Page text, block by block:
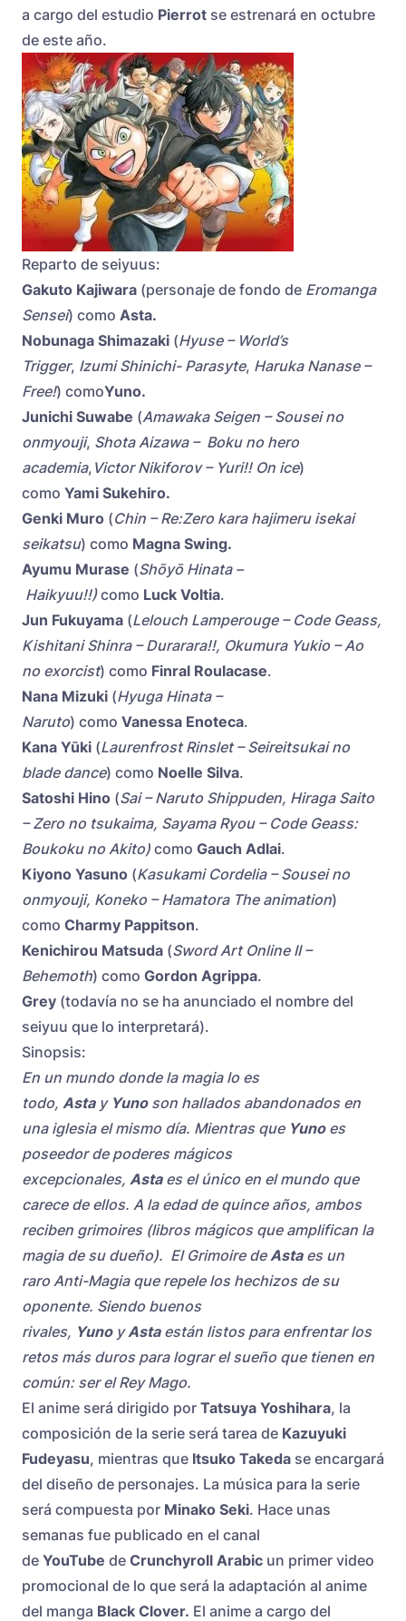
a cargo del estudio Pierrot se estrenará en octubre
de este año.
Reparto de seiyuus:
Gakuto Kajiwara (personaje de fondo de Eromanga
Sensei) como Asta.
Nobunaga Shimazaki (Hyuse – World’s
Trigger, Izumi Shinichi- Parasyte, Haruka Nanase –
Free!) comoYuno.
Junichi Suwabe (Amawaka Seigen – Sousei no
onmyouji, Shota Aizawa – Boku no hero
academia, Victor Nikiforov – Yuri!! On ice)
como Yami Sukehiro.
Genki Muro (Chin – Re:Zero kara hajimeru isekai
seikatsu) como Magna Swing.
Ayumu Murase (Shōyō Hinata –
Haikyuu!!)como Luck Voltia.
Jun Fukuyama (Lelouch Lamperouge – Code Geass,
Kishitani Shinra – Durarara!!, Okumura Yukio – Ao
no exorcist) como Finral Roulacase.
Nana Mizuki (Hyuga Hinata –
Naruto) como Vanessa Enoteca.
Kana Yūki (Laurenfrost Rinslet – Seireitsukai no
blade dance) como Noelle Silva.
Satoshi Hino (Sai – Naruto Shippuden, Hiraga Saito
– Zero no tsukaima, Sayama Ryou – Code Geass:
Boukoku no Akito) como Gauch Adlai.
Kiyono Yasuno (Kasukami Cordelia – Sousei no
onmyouji, Koneko – Hamatora The animation)
como Charmy Pappitson.
Kenichirou Matsuda (Sword Art Online II –
Behemoth) como Gordon Agrippa.
Grey (todavía no se ha anunciado el nombre del
seiyuu que lo interpretará).
Sinopsis:
En un mundo donde la magia lo es
todo, Astay Yunoson hallados abandonados en
una iglesia el mismo día. Mientras que Yunoes
poseedor de poderes mágicos
excepcionales, Astaes el único en el mundo que
carece de ellos. A la edad de quince años, ambos
reciben grimoires (libros mágicos que amplifican la
magia de su dueño). El Grimoire deAstaes un
raro Anti-Magia que repele los hechizos de su
oponente. Siendo buenos
rivales, YunoyAstaestán listos para enfrentar los
retos más duros para lograr el sueño que tienen en
común: ser el Rey Mago.
El anime será dirigido por Tatsuya Yoshihara, la
composición de la serie será tarea de Kazuyuki
Fudeyasu, mientras que Itsuko Takeda se encargará
del diseño de personajes. La música para la serie
será compuesta por Minako Seki. Hace unas
semanas fue publicado en el canal
de YouTube de Crunchyroll Arabic un primer video
promocional de lo que será la adaptación al anime
del manga Black Clover. El anime a cargo del